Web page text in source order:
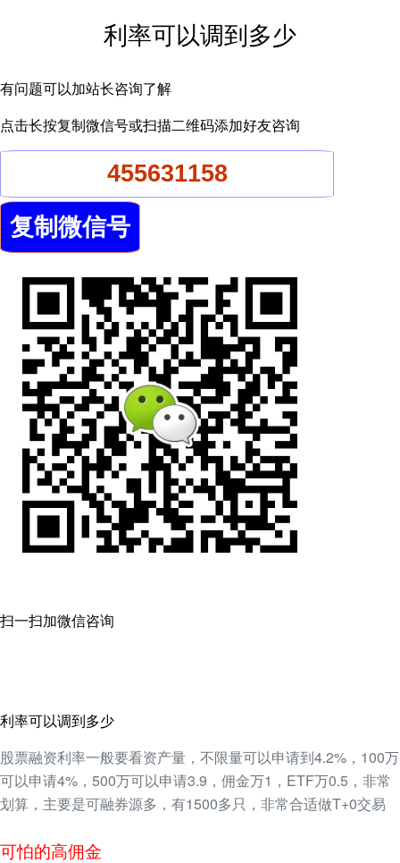
利率可以调到多少
有问题可以加站长咨询了解
点击长按复制微信号或扫描二维码添加好友咨询
扫一扫加微信咨询
利率可以调到多少
股票融资利率一般要看资产量，不限量可以申请到4.2%，100万
可以申请4%，500万可以申请3.9，佣金万1，ETF万0.5，非常
划算，主要是可融券源多，有1500多只，非常合适做T+0交易
可怕的高佣金